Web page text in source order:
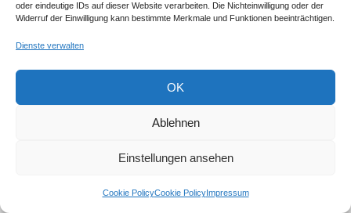
oder eindeutige IDs auf dieser Website verarbeiten. Die Nichteinwilligung oder der
Widerruf der Einwilligung kann bestimmte Merkmale und Funktionen beeinträchtigen.
Dienste verwalten
OK
Ablehnen
Einstellungen ansehen
Cookie PolicyCookie PolicyImpressum
Wie sollte Kokosnussöl eingenommen
werden?